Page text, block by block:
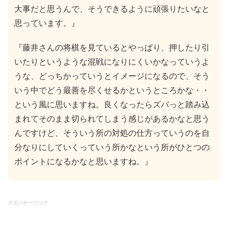
大事だと思うんで、そうできるように頑張りたいなと
思っています。』
『藤井さんの将棋を見ているとやっぱり、押したり引
いたりというような混戦になりにくいかなっていうよ
うな、どっちかっていうとイメージになるので、そう
いう中でどう最善を尽くせるかというところかな・・
という風に思いますね。良くなったらズバっと踏み込
まれてそのまま切られてしまう感じがあるかなと思う
んですけど、そういう所の対処の仕方っていうのを自
分なりにしていくっていう所かなという所がひとつの
ポイントになるかなと思いますね。』
スポンサーリンク